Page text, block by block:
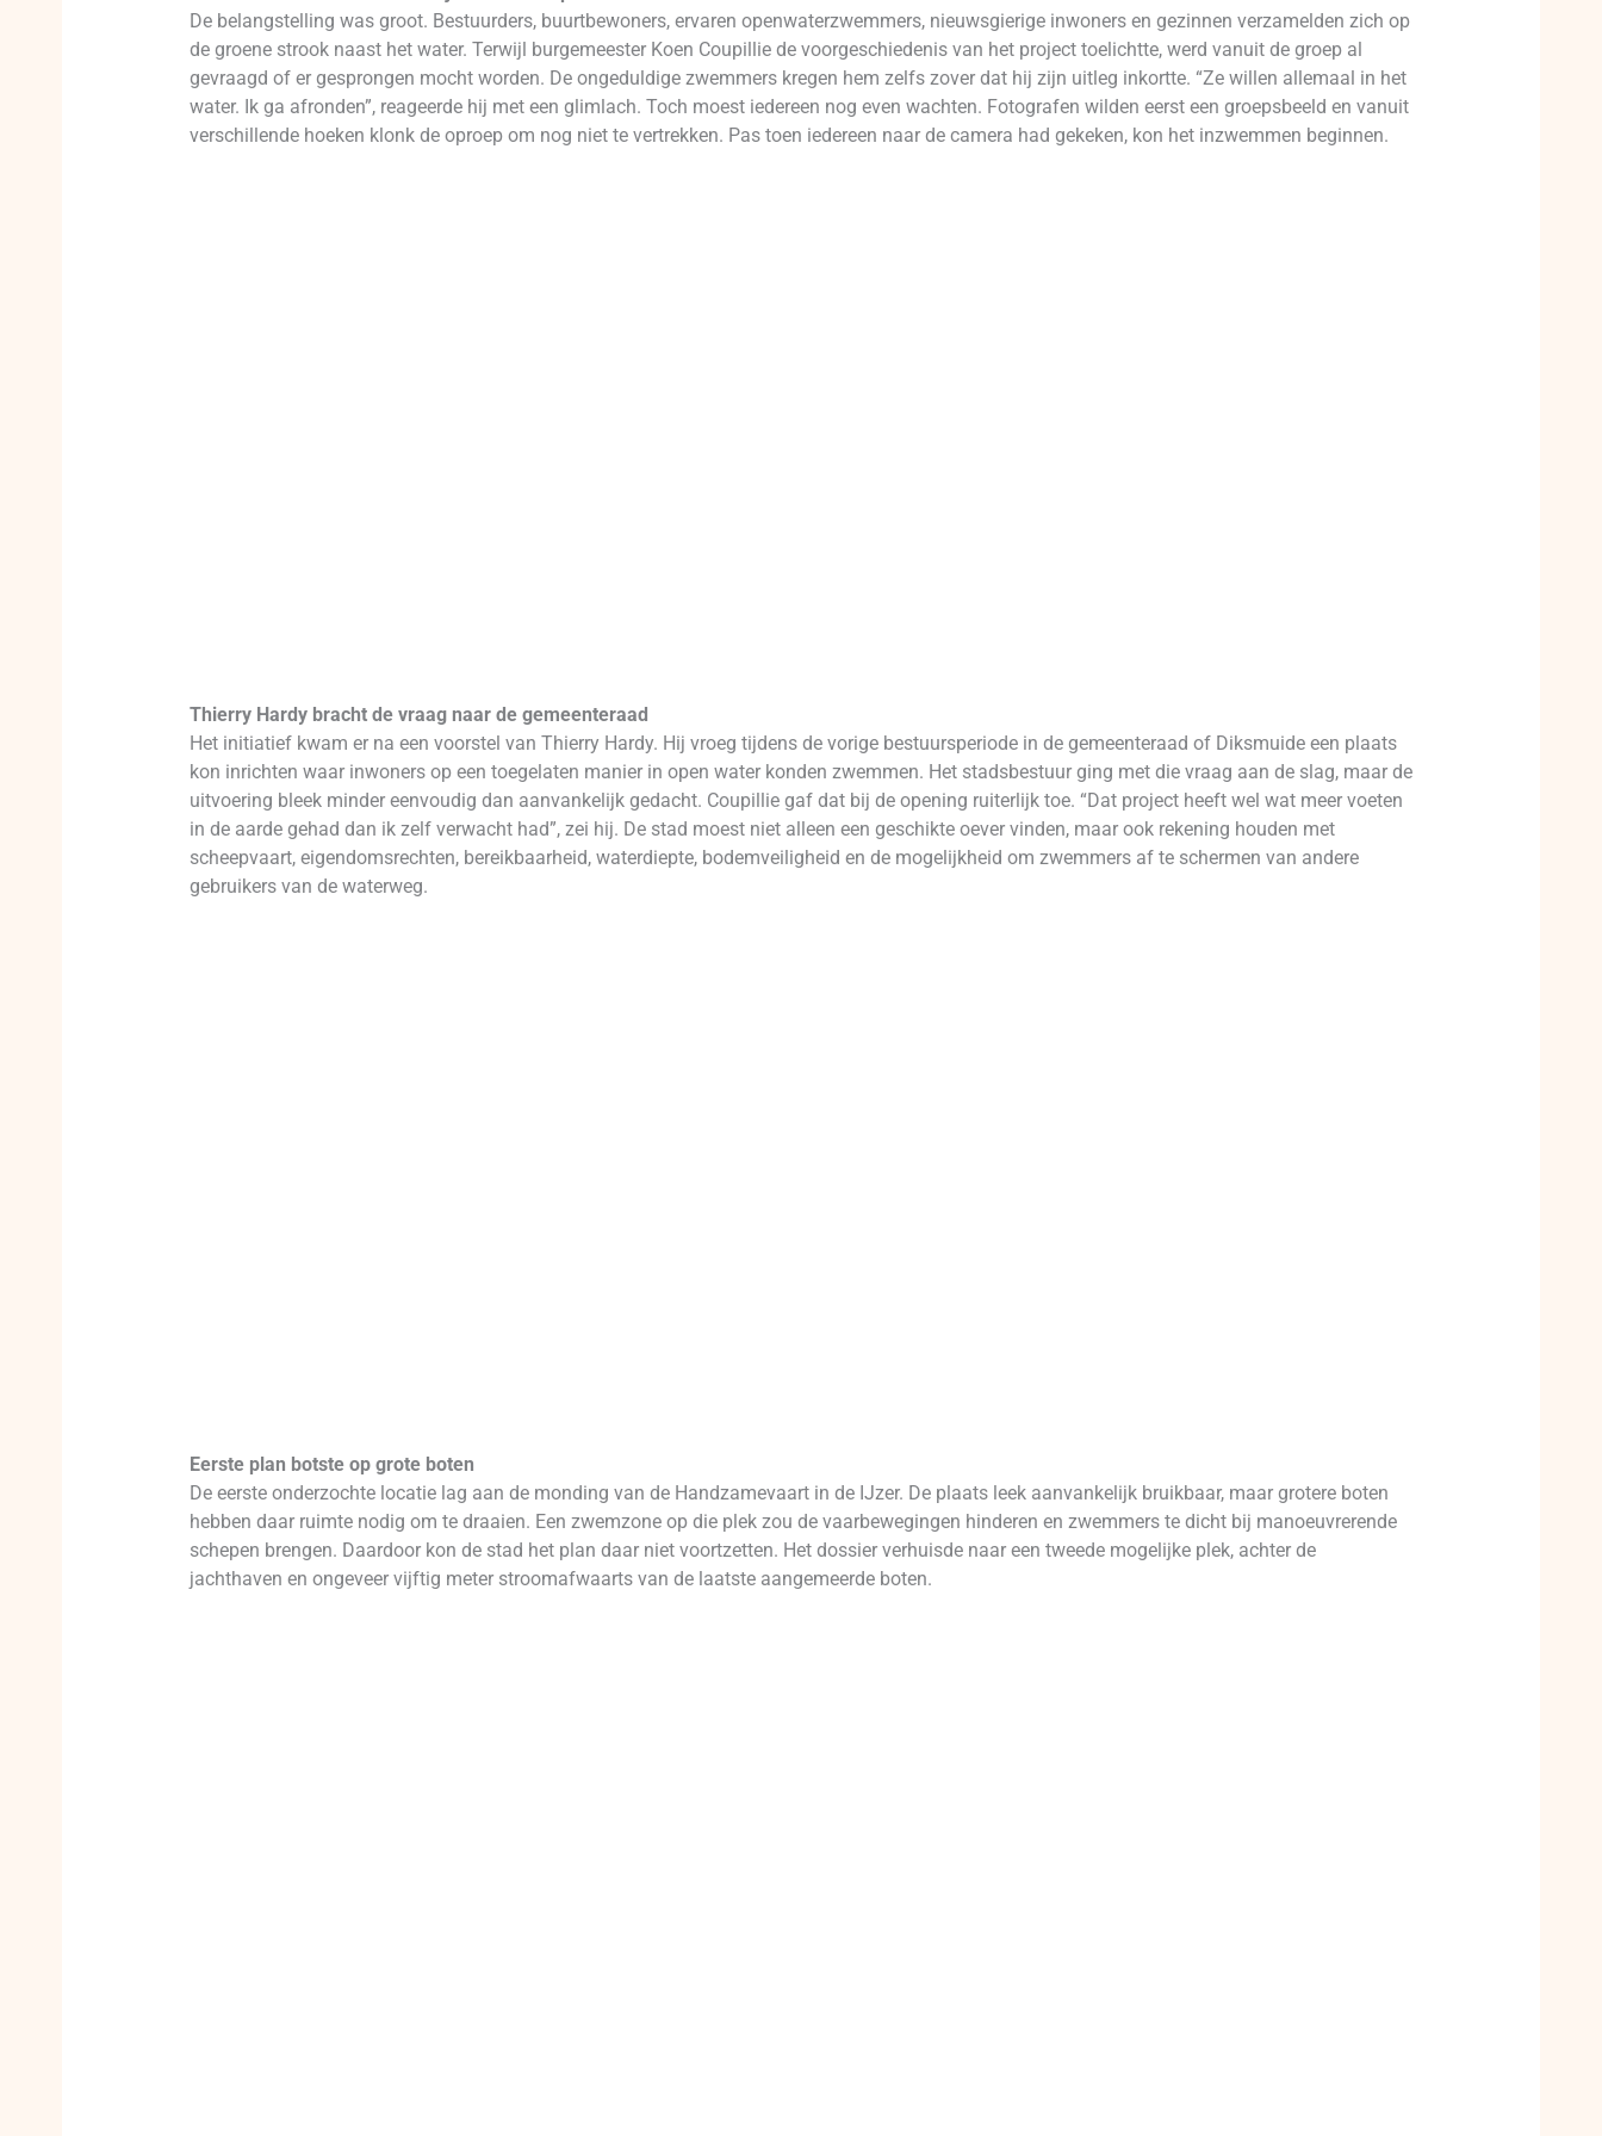
De belangstelling was groot. Bestuurders, buurtbewoners, ervaren openwaterzwemmers, nieuwsgierige inwoners en gezinnen verzamelden zich op
de groene strook naast het water. Terwijl burgemeester Koen Coupillie de voorgeschiedenis van het project toelichtte, werd vanuit de groep al
gevraagd of er gesprongen mocht worden. De ongeduldige zwemmers kregen hem zelfs zover dat hij zijn uitleg inkortte. “Ze willen allemaal in het
water. Ik ga afronden”, reageerde hij met een glimlach. Toch moest iedereen nog even wachten. Fotografen wilden eerst een groepsbeeld en vanuit
verschillende hoeken klonk de oproep om nog niet te vertrekken. Pas toen iedereen naar de camera had gekeken, kon het inzwemmen beginnen.
Thierry Hardy bracht de vraag naar de gemeenteraad
Het initiatief kwam er na een voorstel van Thierry Hardy. Hij vroeg tijdens de vorige bestuursperiode in de gemeenteraad of Diksmuide een plaats
kon inrichten waar inwoners op een toegelaten manier in open water konden zwemmen. Het stadsbestuur ging met die vraag aan de slag, maar de
uitvoering bleek minder eenvoudig dan aanvankelijk gedacht. Coupillie gaf dat bij de opening ruiterlijk toe. “Dat project heeft wel wat meer voeten
in de aarde gehad dan ik zelf verwacht had”, zei hij. De stad moest niet alleen een geschikte oever vinden, maar ook rekening houden met
scheepvaart, eigendomsrechten, bereikbaarheid, waterdiepte, bodemveiligheid en de mogelijkheid om zwemmers af te schermen van andere
gebruikers van de waterweg.
Eerste plan botste op grote boten
De eerste onderzochte locatie lag aan de monding van de Handzamevaart in de IJzer. De plaats leek aanvankelijk bruikbaar, maar grotere boten
hebben daar ruimte nodig om te draaien. Een zwemzone op die plek zou de vaarbewegingen hinderen en zwemmers te dicht bij manoeuvrerende
schepen brengen. Daardoor kon de stad het plan daar niet voortzetten. Het dossier verhuisde naar een tweede mogelijke plek, achter de
jachthaven en ongeveer vijftig meter stroomafwaarts van de laatste aangemeerde boten.